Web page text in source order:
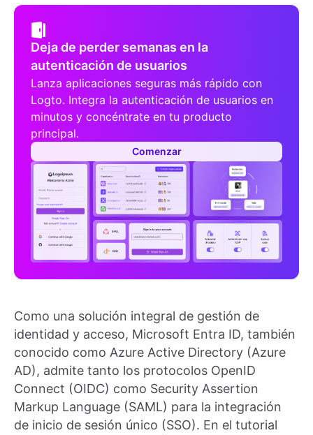
Deja de perder semanas en la
autenticación de usuarios
Lanza aplicaciones seguras más rápido con
Logto. Integra la autenticación de usuarios en
minutos y concéntrate en tu producto
principal.
Comenzar
Como una solución integral de gestión de
identidad y acceso, Microsoft Entra ID, también
conocido como Azure Active Directory (Azure
AD), admite tanto los protocolos OpenID
Connect (OIDC) como Security Assertion
Markup Language (SAML) para la integración
de inicio de sesión único (SSO). En el tutorial